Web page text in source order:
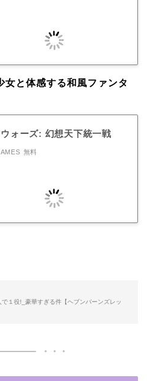
女と体感する和風ファンタ
ォーズ: 幻想天下統一戦
無料
で１役!_豪華すぎる件【ヘブンバーンズレッ